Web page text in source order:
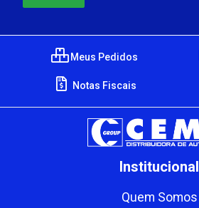
Meus Pedidos
Notas Fiscais
Institucional
Quem Somos